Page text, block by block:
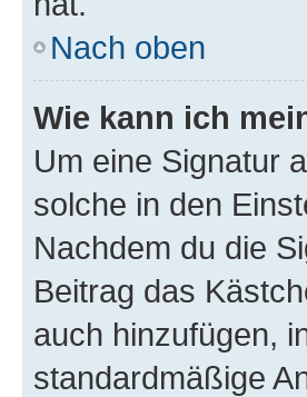
Nach oben
Wie kann ich
Um eine Signatur
solche in den
Nachdem du die
Beitrag das
auch hinzufügen,
standardmäßige